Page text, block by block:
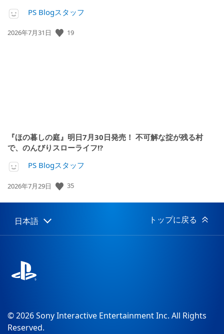
PS Blogスタッフ
公
2026年7月31日 19
『ほの暮しの庭』明日7月30日発売！ 不可解な掟が残る村
で、のんびりスローライフ!?
PS Blogスタッフ
公
日:
2026年7月29日 35
Select
Current
日本語 トップに戻る
© 2026 Sony Interactive Entertainment Inc. All Rights
Reserved.